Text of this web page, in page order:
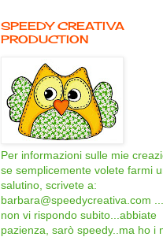
SPEEDY CREATIVA
PRODUCTION
Per informazioni sulle mie
se semplicemente volete farmi
salutino, scrivete a:
barbara@speedycreativa.com
non vi rispondo subito...abbiate
pazienza, sarò speedy..ma ho i